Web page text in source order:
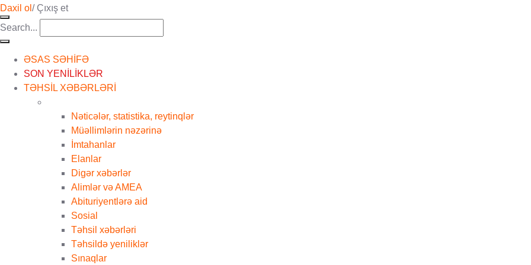
Daxil ol / Çıxış et
Search...
ƏSAS SƏHİFƏ
SON YENİLİKLƏR
TƏHSİL XƏBƏRLƏRİ
Nəticələr, statistika, reytinqlər
Müəllimlərin nəzərinə
İmtahanlar
Elanlar
Digər xəbərlər
Alimlər və AMEA
Abituriyentlərə aid
Sosial
Təhsil xəbərləri
Təhsildə yeniliklər
Sınaqlar